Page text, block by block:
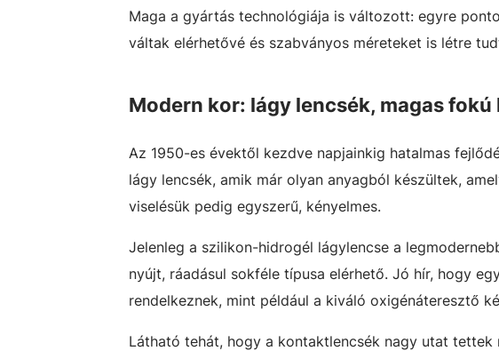
Maga a gyártás technológiája is változott: egyre
váltak elérhetővé és szabványos méreteket is létre
Modern kor: lágy lencsék, magas fokú
Az 1950-es évektől kezdve napjainkig hatalmas
lágy lencsék, amik már olyan anyagból készültek,
viselésük pedig egyszerű, kényelmes.
Jelenleg a szilikon-hidrogél lágylencse a
nyújt, ráadásul sokféle típusa elérhető. Jó hír, hogy
rendelkeznek, mint például a kiváló oxigénáteresztő
Látható tehát, hogy a kontaktlencsék nagy utat